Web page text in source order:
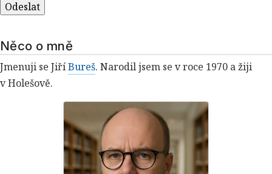
Něco o mně
Jmenuji se JiříBureš. Narodil jsem se v roce 1970 a žiji
v Holešově.